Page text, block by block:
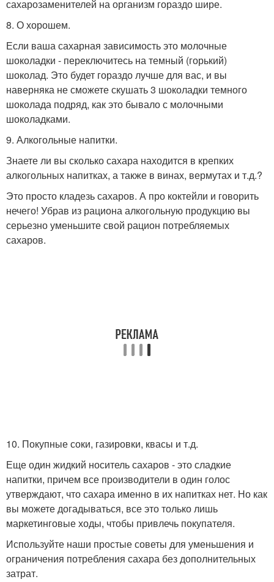
сахарозаменителей на организм гораздо шире.
8. О хорошем.
Если ваша сахарная зависимость это молочные
шоколадки - переключитесь на темный (горький)
шоколад. Это будет гораздо лучше для вас, и вы
наверняка не сможете скушать 3 шоколадки темного
шоколада подряд, как это бывало с молочными
шоколадками.
9. Алкогольные напитки.
Знаете ли вы сколько сахара находится в крепких
алкогольных напитках, а также в винах, вермутах и т.д.?
Это просто кладезь сахаров. А про коктейли и говорить
нечего! Убрав из рациона алкогольную продукцию вы
серьезно уменьшите свой рацион потребляемых
сахаров.
10. Покупные соки, газировки, квасы и т.д.
Еще один жидкий носитель сахаров - это сладкие
напитки, причем все производители в один голос
утверждают, что сахара именно в их напитках нет. Но как
вы можете догадываться, все это только лишь
маркетинговые ходы, чтобы привлечь покупателя.
Используйте наши простые советы для уменьшения и
ограничения потребления сахара без дополнительных
затрат.